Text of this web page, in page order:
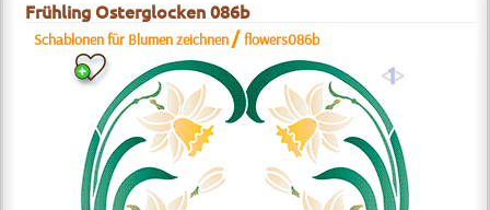
Frühling Osterglocken 086b
Schablonen für Blumen zeichnen /flowers086b
a